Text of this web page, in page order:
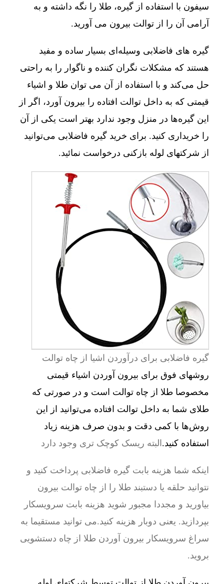
سیفون با استفاده از گیره، طلا را نگه داشته و به
آرامی آن را از توالت بیرون می آورید.
گیره های فاضلابی وسیله‌ای بسیار ساده و مفید
هستند که مشکلات نگران کننده و ناگوار را به راحتی
حل می‌کند و با استفاده از آن می توان طلا و اشیاء
قیمتی که به داخل توالت افتاده را بیرون آورد، اگر از
این گیره‌ها در منزل وجود ندارد بهتر است یکی از آن
را خریداری کنید. برای خرید گیره فاضلابی می‌توانید
از شرکتهای لوله بازکنی درخواست نمائید.
گیره فاضلابی برای درآوردن اشیا از چاه توالت
روشهای فوق برای بیرون آوردن اشیاء قیمتی
مخصوصا طلا از چاه توالت است و در صورتی که
طلای شما به داخل توالت افتاده می‌توانید از این
روش‌ها با کمی دقت و بدون صرف هزینه زیاد
استفاده کنید.البته ریسک کوچک تری وجود دارد
اینکه شما هزینه بابت گیره فاضلابی پرداخت کنید و
نتوانید حلقه یا دستبند طلا را از چاه توالت بیرون
بیاورید و مجددا مجبور شوید هزینه بابت سرویسکار
بپردازید. یعنی دوبار هزینه کنید.می توانید مستقیما به
سراغ سرویسکار بیرون آوردن طلا از چاه دستشویی
بروید.